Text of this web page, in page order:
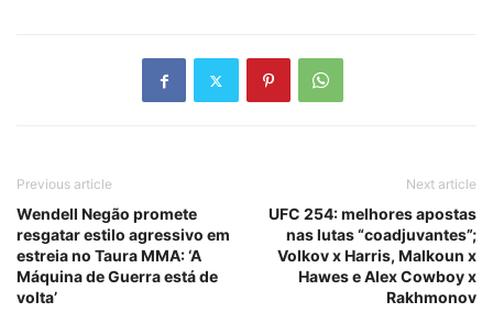
Previous article
Wendell Negão promete
resgatar estilo agressivo em
estreia no Taura MMA: ‘A
Máquina de Guerra está de
volta’
Next article
UFC 254: melhores apostas
nas lutas “coadjuvantes”;
Volkov x Harris, Malkoun x
Hawes e Alex Cowboy x
Rakhmonov